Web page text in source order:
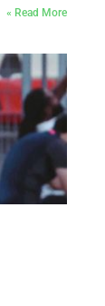
Read More »